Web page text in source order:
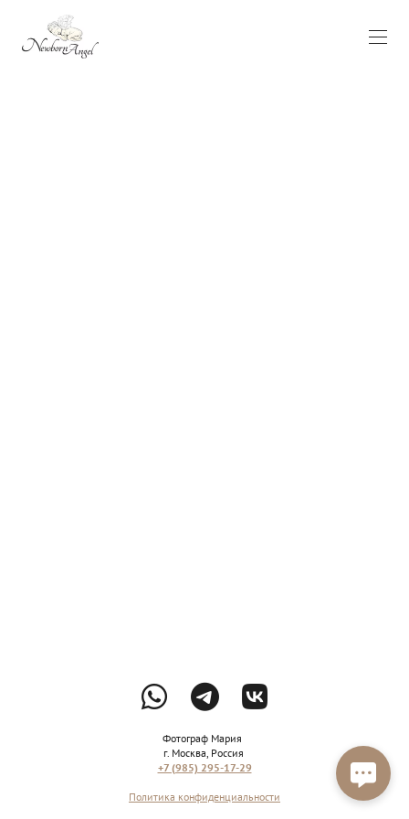
Фотограф Мария
г. Москва, Россия
+7 (985) 295-17-29
Политика конфиденциальности